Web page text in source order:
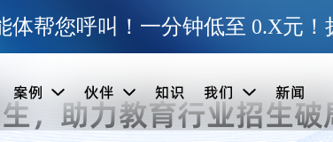
体帮您呼叫！一分钟低至 0.X元！
案例 伙伴 知识 我们 新闻
，助力教育行业招生破